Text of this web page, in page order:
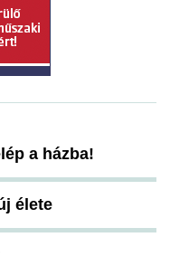
a házba!
élete